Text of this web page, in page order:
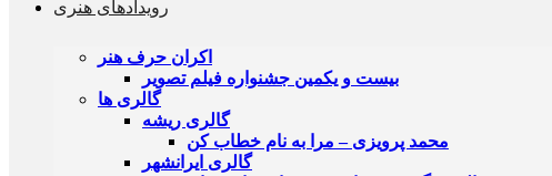
رویدادهای هنری
اکران حرف هنر
بیست و یکمین جشنواره فیلم تصویر
گالری ها
گالری ریشه
محمد پرویزی – مرا به نام خطاب کن
گالری ایرانشهر